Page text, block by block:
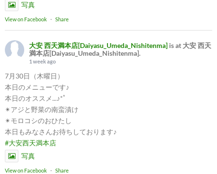
写真
View on Facebook · Share
大安 西天満本店[Daiyasu_Umeda_Nishitenma] is at 大安 西天
満本店[Daiyasu_Umeda_Nishitenma].
1 week ago
7月30日（木曜日）
本日のメニューです♪
本日のオススメ...♪*ﾟ
✴︎アジと野菜の南蛮漬け
✴︎モロコシのおひたし
本日もみなさんお待ちしております♪
#大安西天満本店
写真
View on Facebook · Share